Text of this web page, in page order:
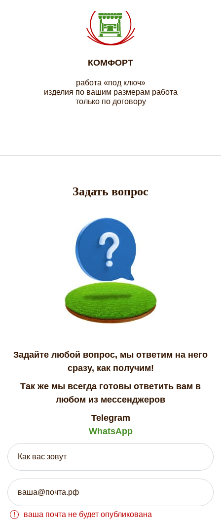
КОМФОРТ
работа «под ключ»
изделия по вашим размерам работа
только по договору
Задать вопрос
Задайте любой вопрос, мы ответим на него
сразу, как получим!
Так же мы всегда готовы ответить вам в
любом из мессенджеров
Telegram
WhatsApp
ваша почта не будет опубликована